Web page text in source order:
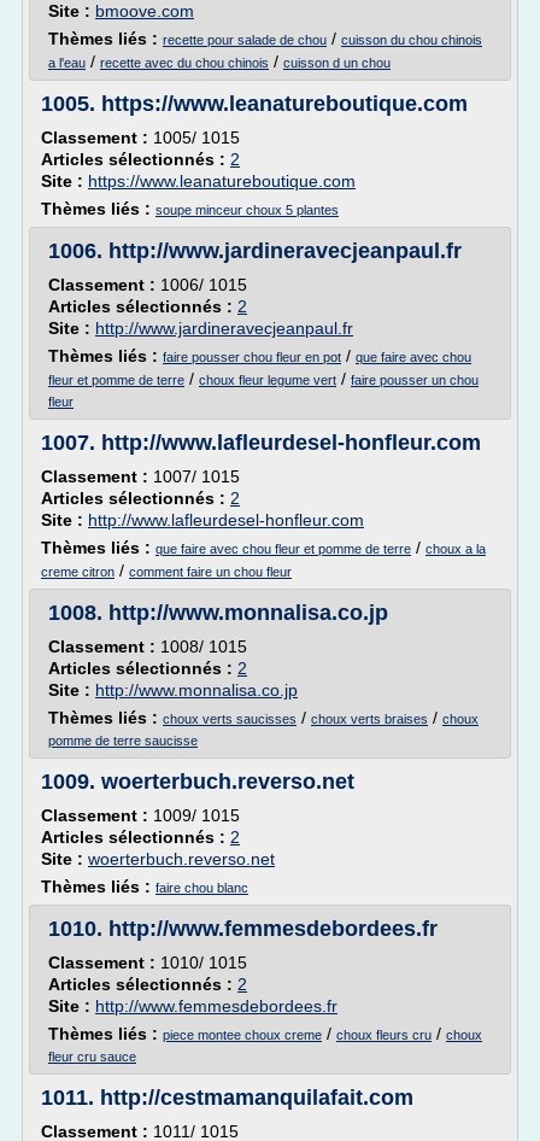
Site : bmoove.com
Thèmes liés : recette pour salade de chou / cuisson du chou chinois
a l'eau / recette avec du chou chinois / cuisson d un chou
1005. https://www.leanatureboutique.com
Classement : 1005/ 1015
Articles sélectionnés : 2
Site : https://www.leanatureboutique.com
Thèmes liés : soupe minceur choux 5 plantes
1006. http://www.jardineravecjeanpaul.fr
Classement : 1006/ 1015
Articles sélectionnés : 2
Site : http://www.jardineravecjeanpaul.fr
Thèmes liés : faire pousser chou fleur en pot / que faire avec chou
fleur et pomme de terre / choux fleur legume vert / faire pousser un chou
fleur
1007. http://www.lafleurdesel-honfleur.com
Classement : 1007/ 1015
Articles sélectionnés : 2
Site : http://www.lafleurdesel-honfleur.com
Thèmes liés : que faire avec chou fleur et pomme de terre / choux a la
creme citron / comment faire un chou fleur
1008. http://www.monnalisa.co.jp
Classement : 1008/ 1015
Articles sélectionnés : 2
Site : http://www.monnalisa.co.jp
Thèmes liés : choux verts saucisses / choux verts braises / choux
pomme de terre saucisse
1009. woerterbuch.reverso.net
Classement : 1009/ 1015
Articles sélectionnés : 2
Site : woerterbuch.reverso.net
Thèmes liés : faire chou blanc
1010. http://www.femmesdebordees.fr
Classement : 1010/ 1015
Articles sélectionnés : 2
Site : http://www.femmesdebordees.fr
Thèmes liés : piece montee choux creme / choux fleurs cru / choux
fleur cru sauce
1011. http://cestmamanquilafait.com
Classement : 1011/ 1015